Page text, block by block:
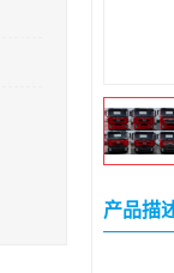
产品描